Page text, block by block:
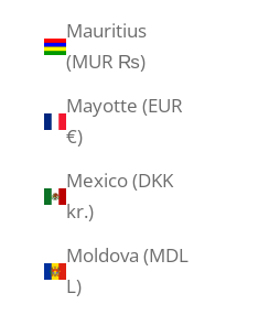
Mauritius
(MUR ₨)
Mayotte (EUR
€)
Mexico (DKK
kr.)
Moldova (MDL
L)